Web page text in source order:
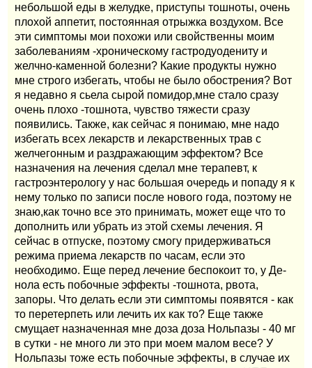
небольшой еды в желудке, приступы тошноты, очень
плохой аппетит, постоянная отрыжка воздухом. Все
эти симптомы мои похожи или свойственны моим
заболеваниям -хроническому гастродуодениту и
желчно-каменной болезни? Какие продукты нужно
мне строго избегать, чтобы не было обострения? Вот
я недавно я сьела сырой помидор,мне стало сразу
очень плохо -тошнота, чувство тяжести сразу
появились. Также, как сейчас я понимаю, мне надо
избегать всех лекарств и лекарственных трав с
желчегонным и раздражающим эффектом? Все
назначения на лечения сделал мне терапевт, к
гастроэнтерологу у нас большая очередь и попаду я к
нему только по записи после нового года, поэтому не
знаю,как точно все это принимать, может еще что то
дополнить или убрать из этой схемы лечения. Я
сейчас в отпуске, поэтому смогу придерживаться
режима приема лекарств по часам, если это
необходимо. Еще перед лечение беспокоит то, у Де-
нола есть побочные эффекты -тошнота, рвота,
запоры. Что делать если эти симптомы появятся - как
то перетерпеть или лечить их как то? Еще также
смущает назначенная мне доза доза Нольпазы - 40 мг
в сутки - не много ли это при моем малом весе? У
Нольпазы тоже есть побочные эффекты, в случае их